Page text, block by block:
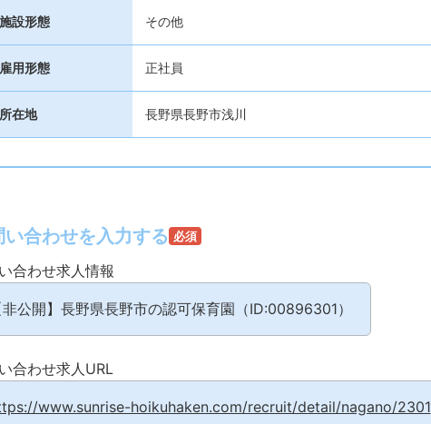
設形態 その他
用形態 正社員
在地 長野県長野市浅川
い合わせを入力する 必須
合わせ求人情報
公開】長野県長野市の認可保育園（ID:00896301）
合わせ求人URL
www.sunrise-hoikuhaken.com/recruit/detail/nagano/2301